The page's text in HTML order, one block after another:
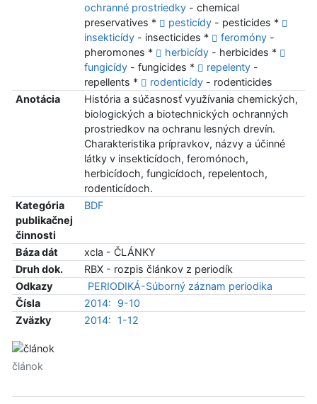
ochranné prostriedky- chemical
preservatives *
pesticídy- pesticides *
insekticídy- insecticides * feromóny-
pheromones *
herbicídy- herbicides *
fungicídy- fungicides * repelenty-
repellents *
rodenticídy- rodenticides
Anotácia
História a súčasnosť využívania chemických,
biologických a biotechnických ochranných
prostriedkov na ochranu lesných drevín.
Charakteristika prípravkov, názvy a účinné
látky v insekticídoch, feromónoch,
herbicídoch, fungicídoch, repelentoch,
rodenticídoch.
Kategória
publikačnej
činnosti
BDF
Báza dát
xcla - ČLÁNKY
Druh dok.
RBX - rozpis článkov z periodík
Odkazy
PERIODIKÁ-Súborný záznam periodika
Čísla
2014:
9-10
Zväzky
2014: 1-12
článok